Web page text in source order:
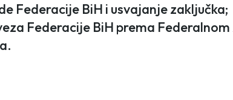
Federacije BiH i usvajanje zaključka;
Federacije BiH prema